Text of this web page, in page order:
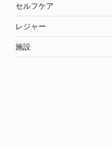
セルフケア
レジャー
施設